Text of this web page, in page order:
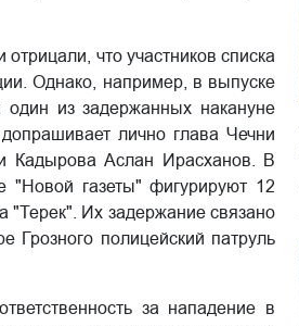
что участников списка
Однако, например, в выпуске
из задержанных накануне
лично глава Чечни
Аслан Ирасханов. В
газеты" фигурируют 12
"Терек". Их задержание связано
Грозного полицейский патруль
за нападение в